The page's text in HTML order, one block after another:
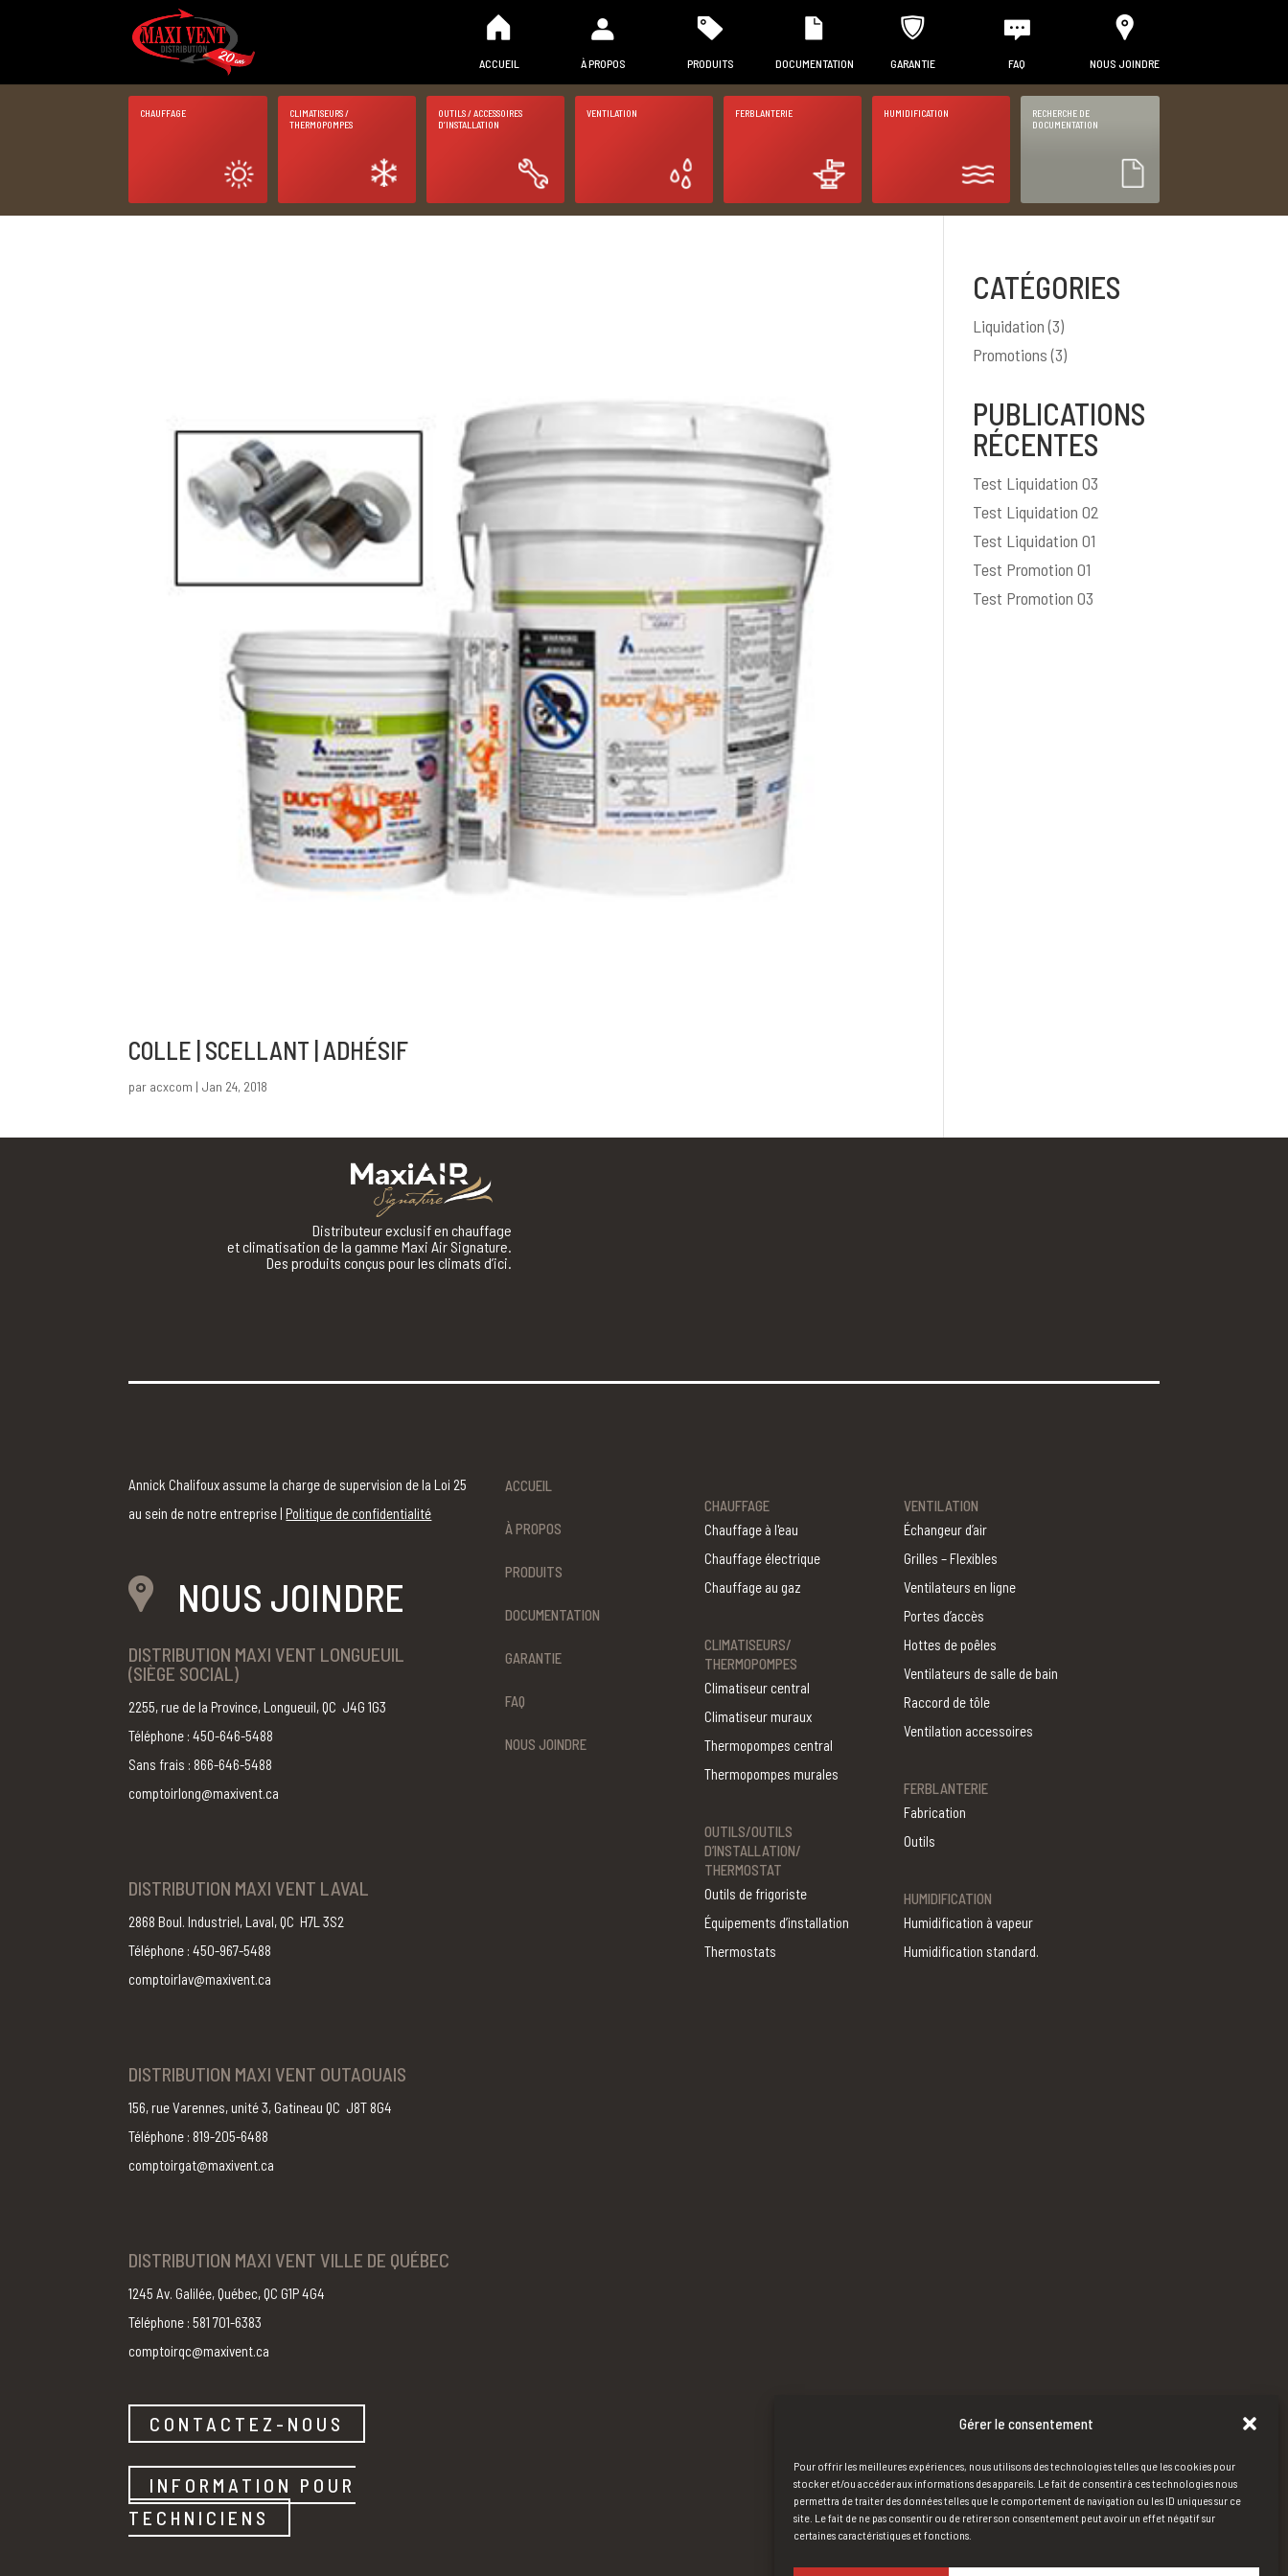
Gérer le consentement
Pour offrir les meilleures expériences, nous utilisons des technologies telles que les cookies pour
stocker et/ou accéder aux informations des appareils. Le fait de consentir à ces technologies nous
permettra de traiter des données telles que le comportement de navigation ou les ID uniques sur ce
site. Le fait de ne pas consentir ou de retirer son consentement peut avoir un effet négatif sur
certaines caractéristiques et fonctions.
ACCUEIL À PROPOS PRODUITS DOCUMENTATION GARANTIE FAQ NOUS JOINDRE
CHAUFFAGE
CLIMATISEURS /
THERMOPOMPES
OUTILS / ACCESSOIRES
D’INSTALLATION
VENTILATION FERBLANTERIE HUMIDIFICATION
RECHERCHE DE
DOCUMENTATION
COLLE | SCELLANT | ADHÉSIF
par acxcom | Jan 24, 2018
CATÉGORIES
Liquidation(3)
Promotions(3)
PUBLICATIONS
RÉCENTES
Test Liquidation 03
Test Liquidation 02
Test Liquidation 01
Test Promotion 01
Test Promotion 03
Distributeur exclusif en chauffage
et climatisation de la gamme Maxi Air Signature.
Des produits conçus pour les climats d’ici.
Annick Chalifoux assume la charge de supervision de la Loi 25
au sein de notre entreprise |Politique de confidentialité
NOUS JOINDRE
DISTRIBUTION MAXI VENT LONGUEUIL
(SIÈGE SOCIAL)
2255, rue de la Province, Longueuil, QC J4G 1G3
Téléphone : 450-646-5488
Sans frais : 866-646-5488
comptoirlong@maxivent.ca
DISTRIBUTION MAXI VENT LAVAL
2868 Boul. Industriel, Laval, QC H7L 3S2
Téléphone : 450-967-5488
comptoirlav@maxivent.ca
DISTRIBUTION MAXI VENT OUTAOUAIS
156, rue Varennes, unité 3, Gatineau QC J8T 8G4
Téléphone : 819-205-6488
comptoirgat@maxivent.ca
DISTRIBUTION MAXI VENT VILLE DE QUÉBEC
1245 Av. Galilée, Québec, QC G1P 4G4
Téléphone : 581 701-6383
comptoirqc@maxivent.ca
CONTACTEZ-NOUS
INFORMATION POUR
TECHNICIENS
ACCUEIL
À PROPOS
PRODUITS
DOCUMENTATION
GARANTIE
FAQ
NOUS JOINDRE
CHAUFFAGE
Chauffage à l'eau
Chauffage électrique
Chauffage au gaz
CLIMATISEURS/
THERMOPOMPES
Climatiseur central
Climatiseur muraux
Thermopompes central
Thermopompes murales
OUTILS/OUTILS
D’INSTALLATION/
THERMOSTAT
Outils de frigoriste
Équipements d’installation
Thermostats
VENTILATION
Échangeur d’air
Grilles – Flexibles
Ventilateurs en ligne
Portes d’accès
Hottes de poêles
Ventilateurs de salle de bain
Raccord de tôle
Ventilation accessoires
FERBLANTERIE
Fabrication
Outils
HUMIDIFICATION
Humidification à vapeur
Humidification standard.